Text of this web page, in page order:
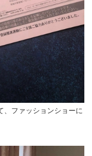
、ファッションショーに